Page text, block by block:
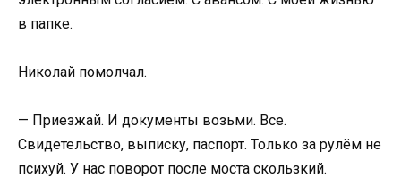
в папке.
Николай помолчал.
— Приезжай. И документы возьми. Все.
Свидетельство, выписку, паспорт. Только за рулём не
психуй. У нас поворот после моста скользкий.